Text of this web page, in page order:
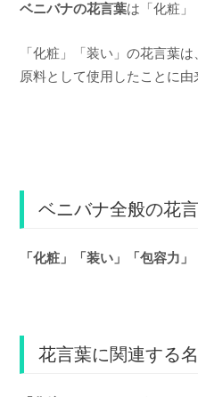
ベニバナの花言葉は「化粧」
「化粧」「装い」の花言葉
原料として使用したことに由
ベニバナ全般の花
「化粧」「装い」「包容力」
花言葉に関連する